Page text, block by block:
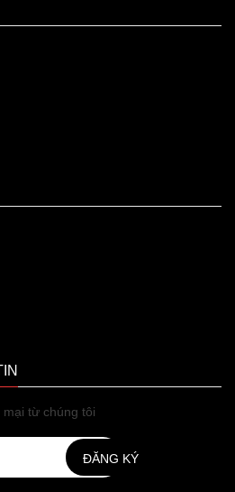
từ chúng tôi
ĐĂNG KÝ